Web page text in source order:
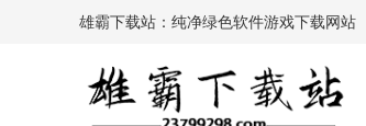
雄霸下载站：纯净绿色软件游戏下载网站